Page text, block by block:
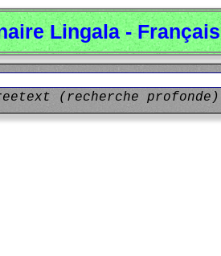
Lingala - Français
(recherche profonde)